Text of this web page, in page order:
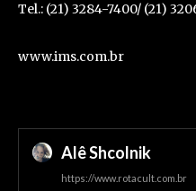
Tel.: (21) 3284-7400/ (21)
www.ims.com.br
Alê Shcolnik
https://www.rotacult.com.br